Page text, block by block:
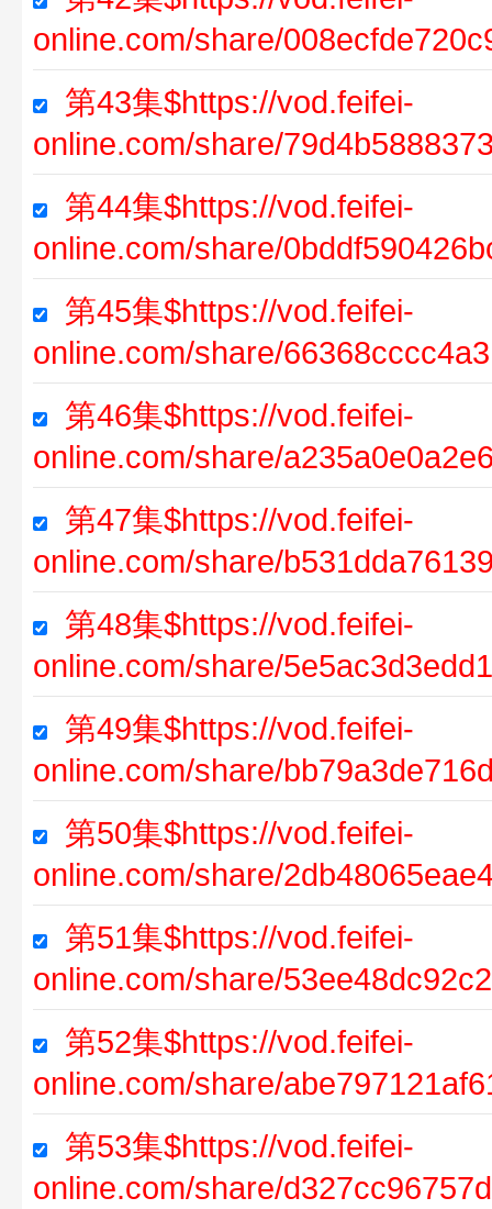
online.com/share/
第43集$https://vod.feifei-
online.com/share/
第44集$https://vod.feifei-
online.com/share/
第45集$https://vod.feifei-
online.com/share/
第46集$https://vod.feifei-
online.com/share/
第47集$https://vod.feifei-
online.com/share/
第48集$https://vod.feifei-
online.com/share/
第49集$https://vod.feifei-
online.com/share/
第50集$https://vod.feifei-
online.com/share/
第51集$https://vod.feifei-
online.com/share/
第52集$https://vod.feifei-
online.com/share/
第53集$https://vod.feifei-
online.com/share/